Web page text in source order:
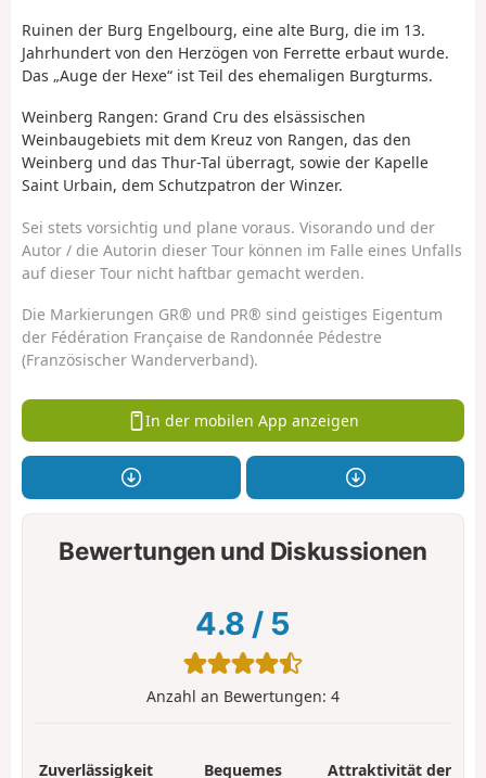
Ruinen der Burg Engelbourg, eine alte Burg, die im 13.
Jahrhundert von den Herzögen von Ferrette erbaut wurde.
Das „Auge der Hexe“ ist Teil des ehemaligen Burgturms.
Weinberg Rangen: Grand Cru des elsässischen
Weinbaugebiets mit dem Kreuz von Rangen, das den
Weinberg und das Thur-Tal überragt, sowie der Kapelle
Saint Urbain, dem Schutzpatron der Winzer.
Sei stets vorsichtig und plane voraus. Visorando und der
Autor / die Autorin dieser Tour können im Falle eines Unfalls
auf dieser Tour nicht haftbar gemacht werden.
Die Markierungen GR® und PR® sind geistiges Eigentum
der Fédération Française de Randonnée Pédestre
(Französischer Wanderverband).
In der mobilen App anzeigen
Bewertungen und Diskussionen
4.8 / 5
Anzahl an Bewertungen: 4
Zuverlässigkeit Bequemes Attraktivität der